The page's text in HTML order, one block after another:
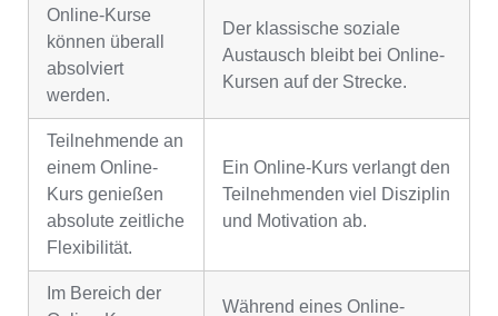
Online-Kurse
können überall
absolviert
werden.
Der klassische soziale
Austausch bleibt bei Online-
Kursen auf der Strecke.
Teilnehmende an
einem Online-
Kurs genießen
absolute zeitliche
Flexibilität.
Ein Online-Kurs verlangt den
Teilnehmenden viel Disziplin
und Motivation ab.
Im Bereich der
Während eines Online-